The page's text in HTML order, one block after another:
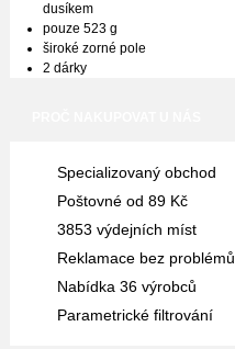
dusíkem
pouze 523 g
široké zorné pole
2 dárky
Specializovaný obchod
Poštovné od 89 Kč
3853 výdejních míst
Reklamace bez problémů
Nabídka 36 výrobců
Parametrické filtrování